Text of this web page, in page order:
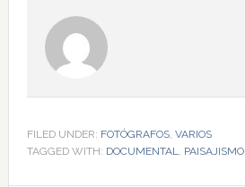
FILED UNDER: FOTÓGRAFOS, VARIOS
TAGGED WITH: DOCUMENTAL, PAISAJISMO